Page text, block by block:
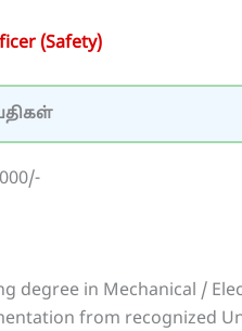
(Safety)
degree in Mechanical /
from recognized